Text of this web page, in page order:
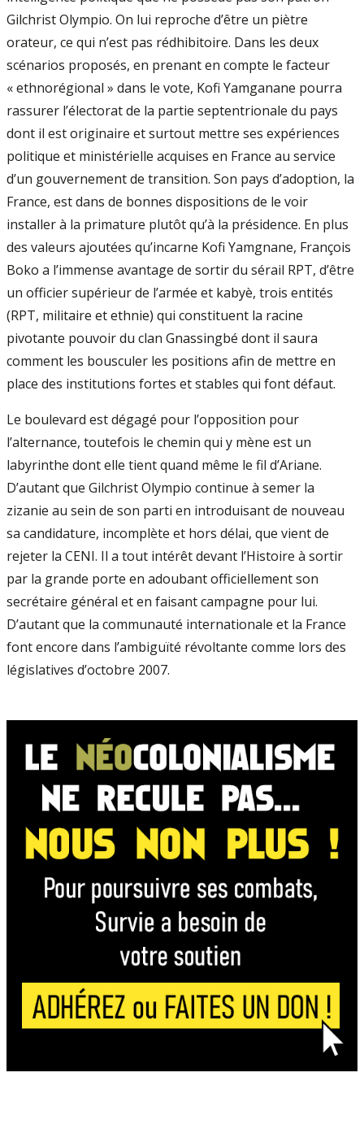
Gilchrist Olympio. On lui reproche d’être un piètre
orateur, ce qui n’est pas rédhibitoire. Dans les deux
scénarios proposés, en prenant en compte le facteur
« ethnorégional » dans le vote, Kofi Yamganane pourra
rassurer l’électorat de la partie septentrionale du pays
dont il est originaire et surtout mettre ses expériences
politique et ministérielle acquises en France au service
d’un gouvernement de transition. Son pays d’adoption, la
France, est dans de bonnes dispositions de le voir
installer à la primature plutôt qu’à la présidence. En plus
des valeurs ajoutées qu’incarne Kofi Yamgnane, François
Boko a l’immense avantage de sortir du sérail RPT, d’être
un officier supérieur de l’armée et kabyè, trois entités
(RPT, militaire et ethnie) qui constituent la racine
pivotante pouvoir du clan Gnassingbé dont il saura
comment les bousculer les positions afin de mettre en
place des institutions fortes et stables qui font défaut.
Le boulevard est dégagé pour l’opposition pour
l’alternance, toutefois le chemin qui y mène est un
labyrinthe dont elle tient quand même le fil d’Ariane.
D’autant que Gilchrist Olympio continue à semer la
zizanie au sein de son parti en introduisant de nouveau
sa candidature, incomplète et hors délai, que vient de
rejeter la CENI. Il a tout intérêt devant l’Histoire à sortir
par la grande porte en adoubant officiellement son
secrétaire général et en faisant campagne pour lui.
D’autant que la communauté internationale et la France
font encore dans l’ambiguïté révoltante comme lors des
législatives d’octobre 2007.